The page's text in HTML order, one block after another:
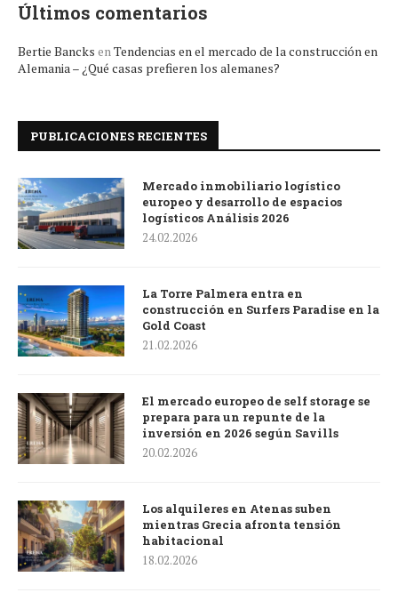
Últimos comentarios
Bertie Bancks enTendencias en el mercado de la construcción en
Alemania – ¿Qué casas prefieren los alemanes?
PUBLICACIONES RECIENTES
Mercado inmobiliario logístico
europeo y desarrollo de espacios
logísticos Análisis 2026
24.02.2026
La Torre Palmera entra en
construcción en Surfers Paradise en la
Gold Coast
21.02.2026
El mercado europeo de self storage se
prepara para un repunte de la
inversión en 2026 según Savills
20.02.2026
Los alquileres en Atenas suben
mientras Grecia afronta tensión
habitacional
18.02.2026